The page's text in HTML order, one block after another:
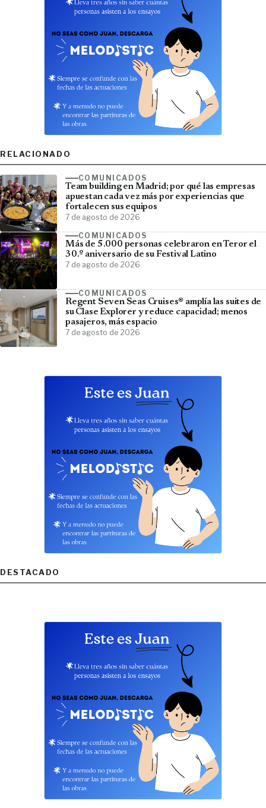
RELACIONADO
COMUNICADOS
Team building en Madrid; por qué las empresas
apuestan cada vez más por experiencias que
fortalecen sus equipos
7 de agosto de 2026
COMUNICADOS
Más de 5.000 personas celebraron en Teror el
30.º aniversario de su Festival Latino
7 de agosto de 2026
COMUNICADOS
Regent Seven Seas Cruises® amplía las suites de
su Clase Explorer y reduce capacidad; menos
pasajeros, más espacio
7 de agosto de 2026
DESTACADO